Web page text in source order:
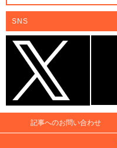
SNS
記事へのお問い合わせ